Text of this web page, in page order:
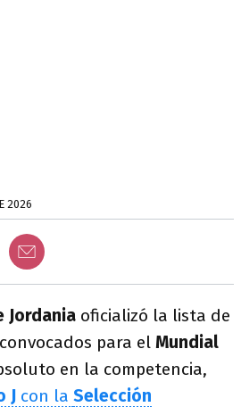
2026
Jordania oficializó la lista de
para el Mundial
en la competencia,
J con la Selección